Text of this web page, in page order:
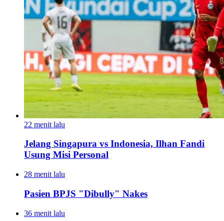
22 menit lalu
Jelang Singapura vs Indonesia, Ilhan Fandi
Usung Misi Personal
28 menit lalu
Pasien BPJS "Dibully" Nakes
36 menit lalu